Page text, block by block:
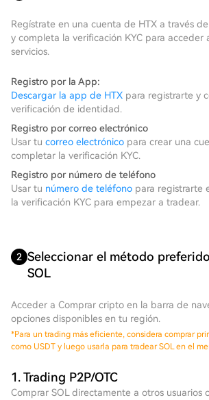
Regístrate en una cuenta de HTX a través
y completa la verificación KYC para acceder
servicios.
Registro por la App:
Descargar la app de HTX para registrarte y
verificación de identidad.
Registro por correo electrónico
Usar tu correo electrónico para crear una
completar la verificación KYC.
Registro por número de teléfono
Usar tu número de teléfono para registrarte
la verificación KYC para empezar a tradear.
2 Seleccionar el método
SOL
Acceder a Comprar cripto en la barra de
opciones disponibles en tu región.
*Para un trading más eficiente, considera comprar
como USDT y luego usarla para tradear SOL en el
1. Trading P2P/OTC
Comprar SOL directamente a otros usuarios